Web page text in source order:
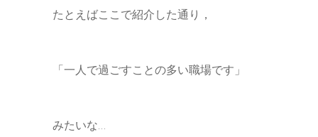
たとえばここで紹介した通り，
「一人で過ごすことの多い職場です」
みたいな…